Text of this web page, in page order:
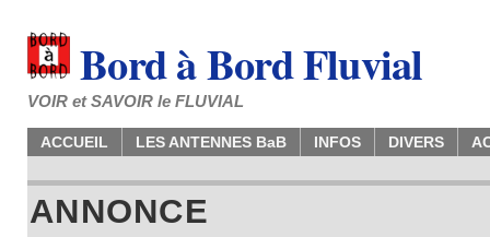
Bord à Bord Fluvial
VOIR et SAVOIR le FLUVIAL
ACCUEIL LES ANTENNES BaB INFOS DIVERS
ANNONCE